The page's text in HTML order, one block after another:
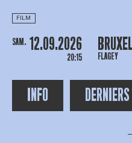
FILM
SAM. 12.09.2026
20:15 FLAGEY
INFO